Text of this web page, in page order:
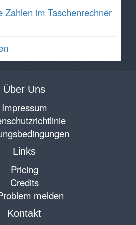
Zahlen im Taschenrechner
Über Uns
Impressum
Links
Pricing
Credits
melden
Kontakt